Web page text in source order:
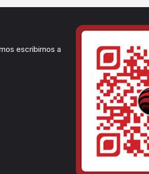
escribirnos a